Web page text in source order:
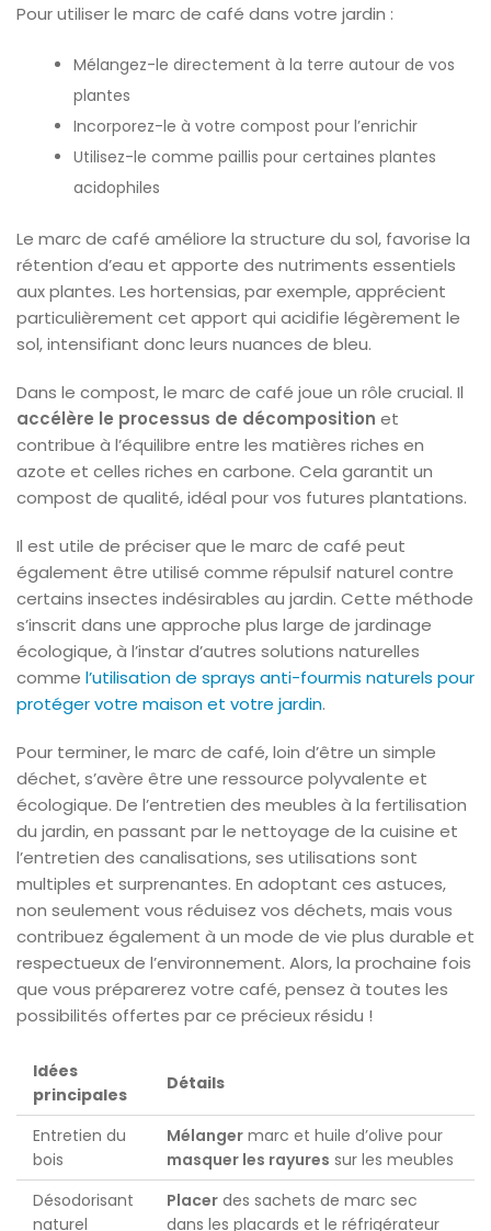
Pour utiliser le marc de café dans votre jardin :
Mélangez-le directement à la terre autour de vos
plantes
Incorporez-le à votre compost pour l’enrichir
Utilisez-le comme paillis pour certaines plantes
acidophiles
Le marc de café améliore la structure du sol, favorise la
rétention d’eau et apporte des nutriments essentiels
aux plantes. Les hortensias, par exemple, apprécient
particulièrement cet apport qui acidifie légèrement le
sol, intensifiant donc leurs nuances de bleu.
Dans le compost, le marc de café joue un rôle crucial. Il
accélère le processus de décomposition et
contribue à l’équilibre entre les matières riches en
azote et celles riches en carbone. Cela garantit un
compost de qualité, idéal pour vos futures plantations.
Il est utile de préciser que le marc de café peut
également être utilisé comme répulsif naturel contre
certains insectes indésirables au jardin. Cette méthode
s’inscrit dans une approche plus large de jardinage
écologique, à l’instar d’autres solutions naturelles
comme l’utilisation de sprays anti-fourmis naturels pour
protéger votre maison et votre jardin.
Pour terminer, le marc de café, loin d’être un simple
déchet, s’avère être une ressource polyvalente et
écologique. De l’entretien des meubles à la fertilisation
du jardin, en passant par le nettoyage de la cuisine et
l’entretien des canalisations, ses utilisations sont
multiples et surprenantes. En adoptant ces astuces,
non seulement vous réduisez vos déchets, mais vous
contribuez également à un mode de vie plus durable et
respectueux de l’environnement. Alors, la prochaine fois
que vous préparerez votre café, pensez à toutes les
possibilités offertes par ce précieux résidu !
Idées
principales
Détails
Entretien du
bois
Mélanger marc et huile d’olive pour
masquer les rayures sur les meubles
Désodorisant
naturel
Placer des sachets de marc sec
dans les placards et le réfrigérateur